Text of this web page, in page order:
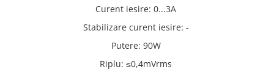
Curent iesire: 0...3A
Stabilizare curent iesire: -
Putere: 90W
Riplu: ≤0,4mVrms